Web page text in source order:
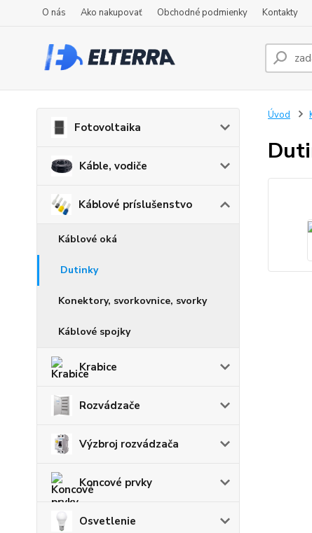
O nás Ako nakupovať Obchodné podmienky Kontakty
Fotovoltaika
Káble, vodiče
Káblové príslušenstvo
Káblové oká
Dutinky
Konektory, svorkovnice, svorky
Káblové spojky
Krabice
Rozvádzače
Výzbroj rozvádzača
Koncové prvky
Osvetlenie
Úvod